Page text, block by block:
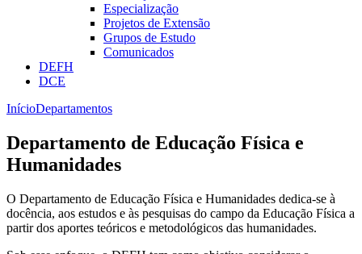
Especialização
Projetos de Extensão
Grupos de Estudo
Comunicados
DEFH
DCE
InícioDepartamentos
Departamento de Educação Física e
Humanidades
O Departamento de Educação Física e Humanidades dedica-se à
docência, aos estudos e às pesquisas do campo da Educação Física a
partir dos aportes teóricos e metodológicos das humanidades.